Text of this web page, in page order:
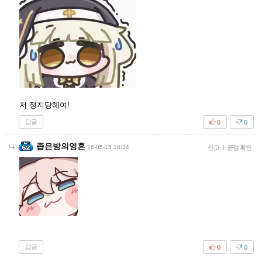
저 정지당해여!
답글 0
0
좁은방의영혼 26-05-15 16:34 신고 | 공감 확인
답글 0
0